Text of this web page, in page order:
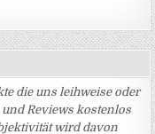
die uns leihweise oder
Reviews kostenlos
wird davon